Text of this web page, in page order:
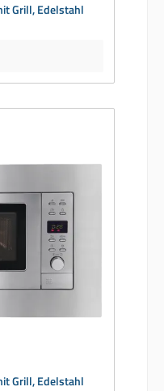
Grill, Edelstahl
Grill, Edelstahl